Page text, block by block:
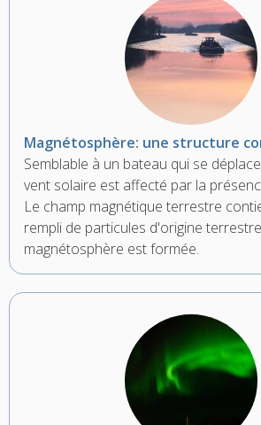
Magnétosphère: une structure
Semblable à un bateau qui se
vent solaire est affecté par la
Le champ magnétique terrestre
rempli de particules d'origine
magnétosphère est formée.